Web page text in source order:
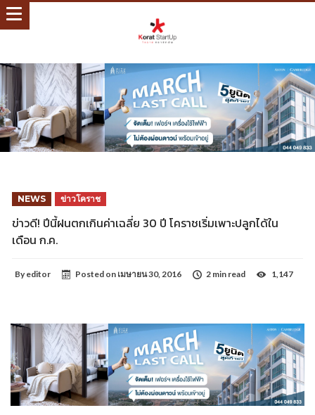
NEWS ข่าวโคราช
ข่าวดี! ปีนี้ฝนตกเกินค่าเฉลี่ย 30 ปี โคราชเริ่มเพาะปลูกได้ใน
เดือน ก.ค.
By editor Posted on เมษายน 30, 2016 2 min read 1,147